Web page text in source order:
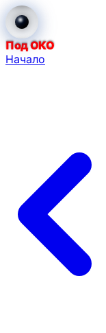
Под ОКО
Начало